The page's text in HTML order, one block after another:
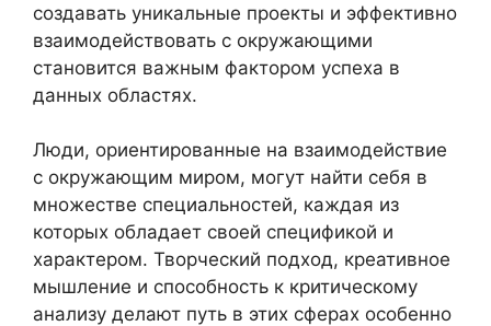
создавать уникальные проекты и эффективно
взаимодействовать с окружающими
становится важным фактором успеха в
данных областях.
Люди, ориентированные на взаимодействие
с окружающим миром, могут найти себя в
множестве специальностей, каждая из
которых обладает своей спецификой и
характером. Творческий подход, креативное
мышление и способность к критическому
анализу делают путь в этих сферах особенно